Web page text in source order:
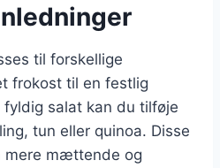
til forskellige
frokost til en festlig
fyldig salat kan du tilføje
tun eller quinoa. Disse
mere mættende og